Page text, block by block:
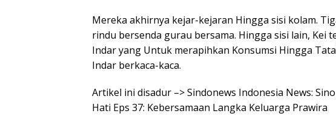
Mereka akhirnya kejar-kejaran Hingga sisi kolam.
rindu bersenda gurau bersama. Hingga sisi lain, Kei
Indar yang Untuk merapihkan Konsumsi Hingga
Indar berkaca-kaca.
Artikel ini disadur –> Sindonews Indonesia News:
Hati Eps 37: Kebersamaan Langka Keluarga Prawira